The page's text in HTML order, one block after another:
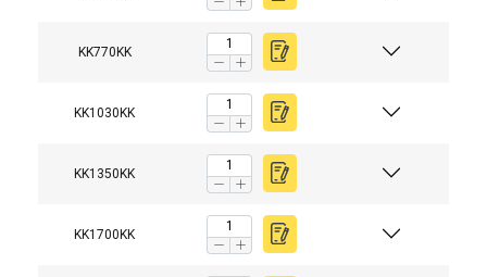
KK770KK
KK1030KK
KK1350KK
KK1700KK